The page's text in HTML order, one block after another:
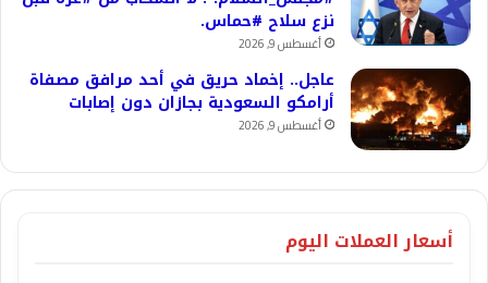
نزع سلاح #حماس.
أغسطس 9, 2026
عاجل.. إخماد حريق في أحد مرافق مصفاة
أرامكو السعودية بجازان دون إصابات
أغسطس 9, 2026
أسعار العملات اليوم